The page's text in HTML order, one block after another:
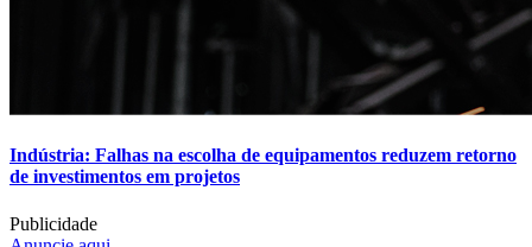
Indústria: Falhas na escolha de equipamentos reduzem retorno
de investimentos em projetos
Publicidade